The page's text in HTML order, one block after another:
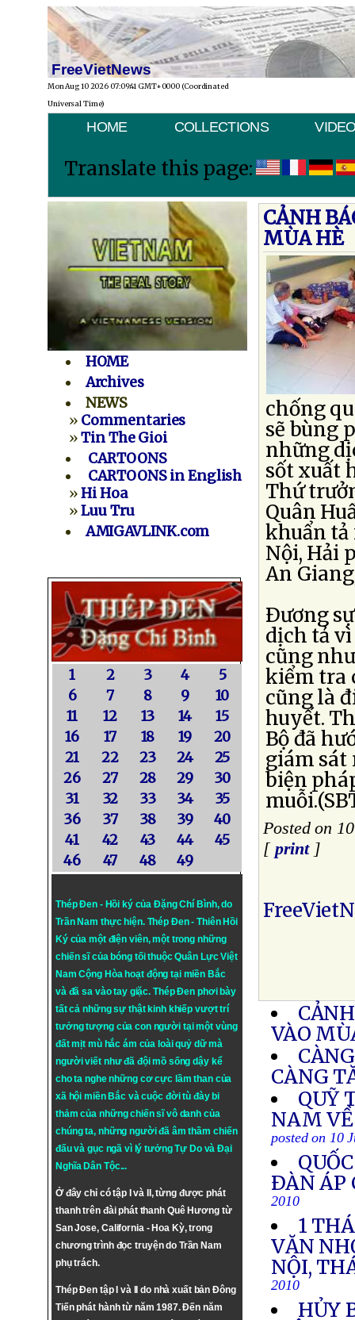
FreeVietNews
Mon Aug 10 2026 07:09:41 GMT+0000 (Coordinated
Universal Time)
HOME COLLECTIONS
Translate this page:
HOME
Archives
NEWS
» Commentaries
»Tin The Gioi
CARTOONS
CARTOONS in English
»Hi Hoa
»Luu Tru
AMIGAVLINK.com
1 2 3 4
5
6
7 8 9
10
11
12 13 14
15
16
17 18 19
20
21
22 23 24
25
26
27 28 29
30
31
32 33 34
35
36
37 38 39
40
41
42 43 44
45
46
47 48 49
Thép Đen - Hồi ký của Đặng Chí Bình, do
Trần Nam thực hiện. Thép Đen- Thiên Hồi
Ký của một điện viên, một trong những
chiến sĩ của bóng tối thuộc Quân Lực Việt
Nam Cộng Hòa hoạt động tại miền Bắc
và đã sa vào tay giặc. Thép Đen phơi bày
tất cả những sự thật kinh khiếp vượt trí
tưởng tượng của con người tại một vùng
đất mịt mù hắc ám của loài quỷ dữ mà
người viết như đã đội mồ sống dậy kể
cho ta nghe những cơ cực lầm than của
xã hội miền Bắc và cuộc đời tù đày bi
thảm của những chiến sĩ vô danh của
chúng ta, những người đã âm thầm chiến
đấu và gục ngã vì lý tưởngTự DovàĐại
Nghĩa Dân Tộc...
Ở đây chỉ có tập I và II, từng được phát
thanh trên đài phát thanh Quê Hương từ
San Jose, California - Hoa Kỳ, trong
chương trình đọc truyện do Trần Nam
phụ trách.
Thép Đen tập I và II do nhà xuất bản Đông
Tiến phát hành từ năm 1987. Đến năm
CẢNH
MÙA HÈ
chống
sẽ bùng
những
sốt xuất
Thứ
Quân
khuẩn
Nội, Hải
An
Ðương
dịch tả
cũng
kiểm tra
cũng là
huyết.
Bộ đã
giám sát
biện
Posted on
[ print]
VÀO
CÀNG
QUỸ
NAM
posted on 10
ÐÀN ÁP
2010
1
VĂN
NỘI,
2010
HỦY